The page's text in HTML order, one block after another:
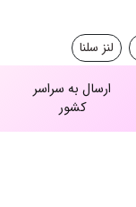
لنز سلنا
ارسال به سراسر
کشور